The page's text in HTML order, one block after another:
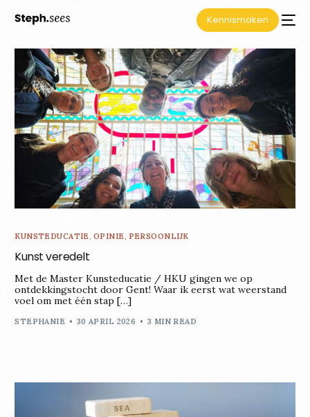
Kennismaken
KUNSTEDUCATIE, OPINIE, PERSOONLIJK
Kunst veredelt
Met de Master Kunsteducatie / HKU gingen we op
ontdekkingstocht door Gent! Waar ik eerst wat weerstand
voel om met één stap […]
STEPHANIE 30 APRIL 2026 3 MIN READ